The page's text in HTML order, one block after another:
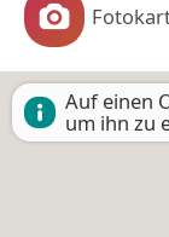
Auf einen
um ihn zu